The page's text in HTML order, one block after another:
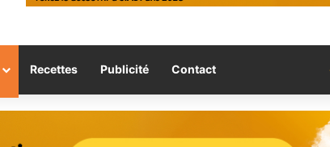
Recettes Publicité Contact